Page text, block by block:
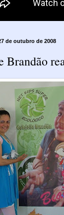
de outubro de 2008
Brandão